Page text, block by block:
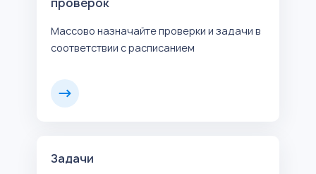
Массово назначайте проверки и задачи в
соответствии с расписанием
Задачи